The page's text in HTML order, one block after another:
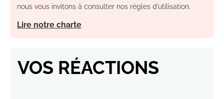
nous vous invitons à consulter nos règles d’utilisation.
Lire notre charte
VOS RÉACTIONS